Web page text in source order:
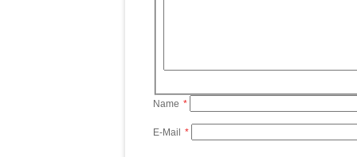
Name *
E-Mail *